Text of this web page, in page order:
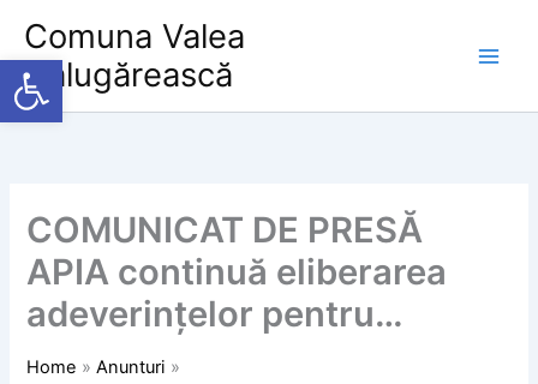
Deschide bara de unelte
content
Comuna Valea
Călugărească
COMUNICAT DE PRESĂ
APIA continuă eliberarea
adeverințelor pentru…
Home
Anunturi